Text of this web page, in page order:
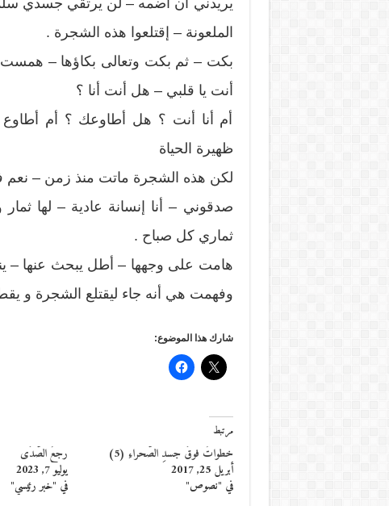
يريدني أن أضمه – لن يرتقي جسدي
الملعونة – إقتلعوا هذه الشجرة .
بكت – ثم بكت وتعالى بكاؤها – همست
أنت يا قلبي – هل أنت أنا ؟
أم أنا أنت ؟ هل أطاوعك ؟ أم
ظهيرة الحياة
لكن هذه الشجرة ماتت منذ زمن –
صدقوني – أنا إنسانة عادية – لها
ثماري كل صباح .
هامت على وجهها – أطل يبحث عنها –
وفهمت هي أنه جاء ليقتلع الشجرة و
شارك هذا الموضوع:
مرتبط
خطواتٌ فوقَ جسدِ الصّحراءِ (5)
أبريل 25, 2017
في "نصوص"
رجعُ الصَّدَى
يوليو 7, 2023
في "خبر رئيسي"